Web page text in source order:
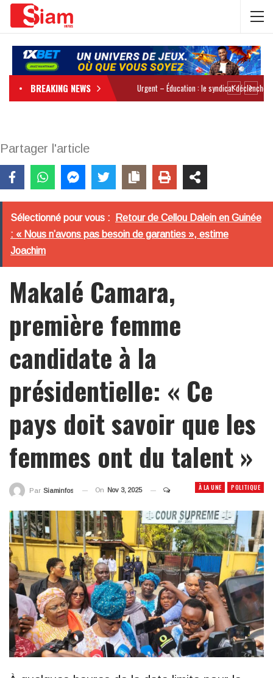
BREAKING NEWS
Partager l'article
Sélectionné pour vous :
Retour de Cellou Dalein en Guinée
: « Nous n’avons pas besoin de garanties », estime
Joachim
Makalé Camara,
première femme
candidate à la
présidentielle: « Ce
pays doit savoir que les
femmes ont du talent »
À LA UNE POLITIQUE
Par Siaminfos On Nov 3, 2025